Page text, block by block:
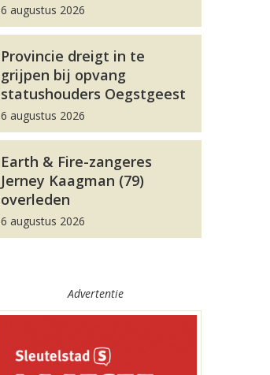
6 augustus 2026
Provincie dreigt in te
grijpen bij opvang
statushouders Oegstgeest
6 augustus 2026
Earth & Fire-zangeres
Jerney Kaagman (79)
overleden
6 augustus 2026
Advertentie